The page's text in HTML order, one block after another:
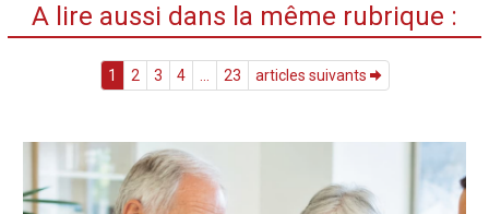
A lire aussi dans la même rubrique :
1 2 3 4 23 articles suivants